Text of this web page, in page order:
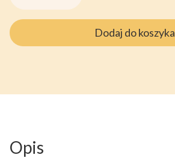
Dodaj do koszyka
Opis